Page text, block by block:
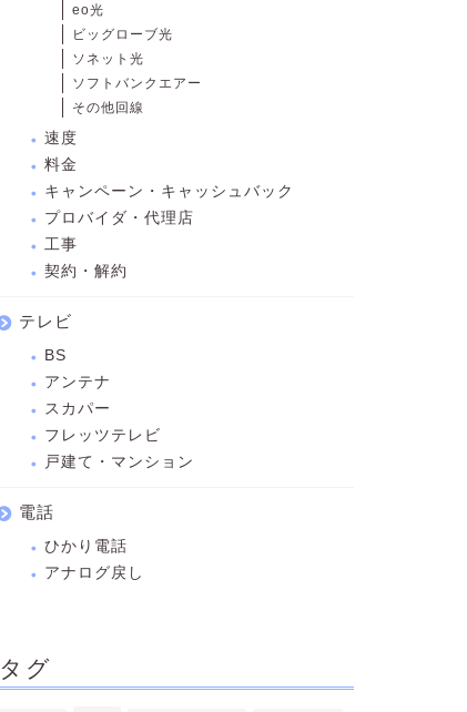
eo光
ビッグローブ光
ソネット光
ソフトバンクエアー
その他回線
速度
料金
キャンペーン・キャッシュバック
プロバイダ・代理店
工事
契約・解約
テレビ
BS
アンテナ
スカパー
フレッツテレビ
戸建て・マンション
電話
ひかり電話
アナログ戻し
タグ